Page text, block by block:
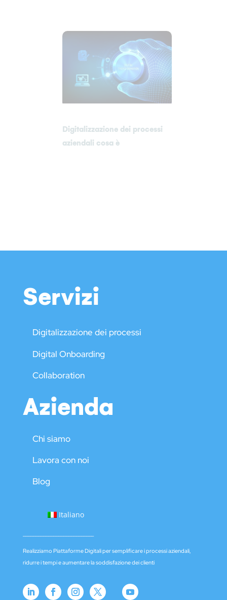
Digitalizzazione dei processi
aziendali cosa è
Servizi
Digitalizzazione dei processi
Digital Onboarding
Collaboration
Azienda
Chi siamo
Lavora con noi
Blog
Italiano
Realizziamo Piattaforme Digitali per semplificare i processi aziendali,
ridurre i tempi e aumentare la soddisfazione dei clienti